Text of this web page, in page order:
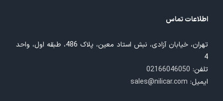
اطلاعات تماس
تهران، خیابان آزادی، نبش استاد معین، پلاک 486، طبقه اول، واحد
4
تلفن: 02166046050
ایمیل: sales@nilicar.com